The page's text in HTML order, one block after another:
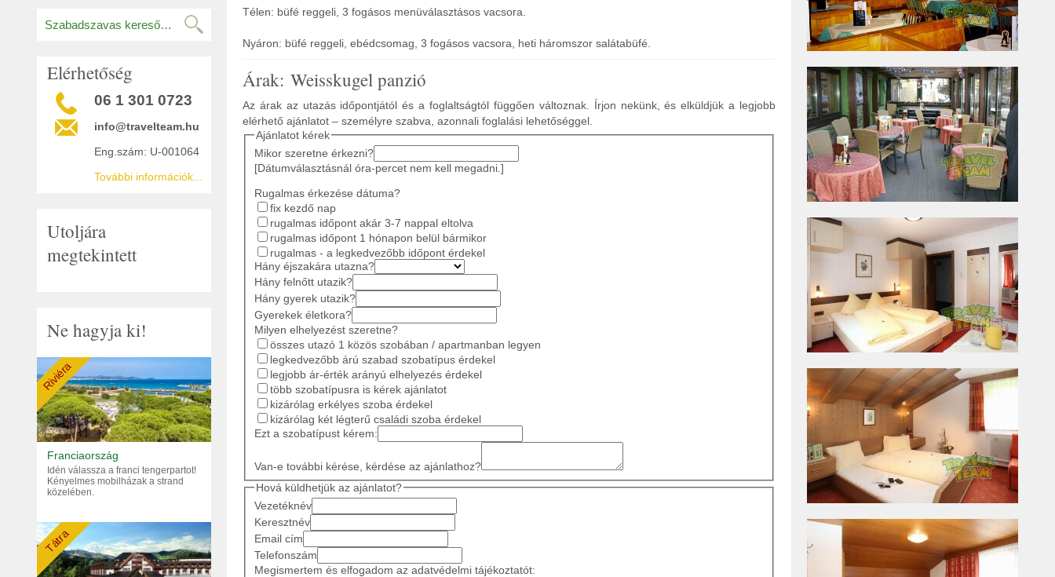
Elérhetőség
06 1 301 0723
info@travelteam.hu
Eng.szám: U-001064
További információk...
Utoljára
megtekintett
Ne hagyja ki!
Riviéra
Franciaország
Idén válassza a franci tengerpartot!
Kényelmes mobilházak a strand
közelében.
Tátra
Télen: büfé reggeli, 3 fogásos menüválasztásos vacsora.
Nyáron: büfé reggeli, ebédcsomag, 3 fogásos vacsora, heti háromszor salátabüfé.
Árak: Weisskugel panzió
Az árak az utazás időpontjától és a foglaltságtól függően változnak. Írjon nekünk, és elküldjük a legjobb
elérhető ajánlatot – személyre szabva, azonnali foglalási lehetőséggel.
Ajánlatot kérek
Mikor szeretne érkezni?
[Dátumválasztásnál óra-percet nem kell megadni.]
Rugalmas érkezése dátuma?
fix kezdő nap
rugalmas időpont akár 3-7 nappal eltolva
rugalmas időpont 1 hónapon belül bármikor
rugalmas - a legkedvezőbb időpont érdekel
Hány éjszakára utazna?
Hány felnőtt utazik?
Hány gyerek utazik?
Gyerekek életkora?
Milyen elhelyezést szeretne?
összes utazó 1 közös szobában / apartmanban legyen
legkedvezőbb árú szabad szobatípus érdekel
legjobb ár-érték arányú elhelyezés érdekel
több szobatípusra is kérek ajánlatot
kizárólag erkélyes szoba érdekel
kizárólag két légterű családi szoba érdekel
Ezt a szobatípust kérem:
Van-e további kérése, kérdése az ajánlathoz?
Hová küldhetjük az ajánlatot?
Vezetéknév
Keresztnév
Email cím
Telefonszám
Megismertem és elfogadom az adatvédelmi tájékoztatót: